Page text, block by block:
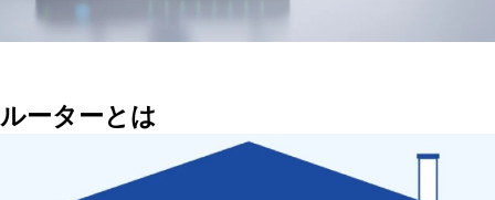
ルーターとは